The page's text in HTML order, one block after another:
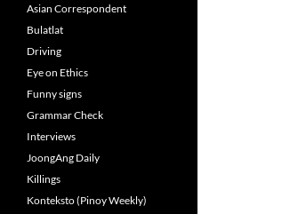
Asian Correspondent
Bulatlat
Driving
Eye on Ethics
Funny signs
Grammar Check
Interviews
JoongAng Daily
Killings
Konteksto (Pinoy Weekly)